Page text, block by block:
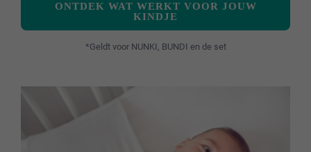
ONTDEK WAT WERKT VOOR JOUW
KINDJE
*Geldt voor NUNKI, BUNDI en de set